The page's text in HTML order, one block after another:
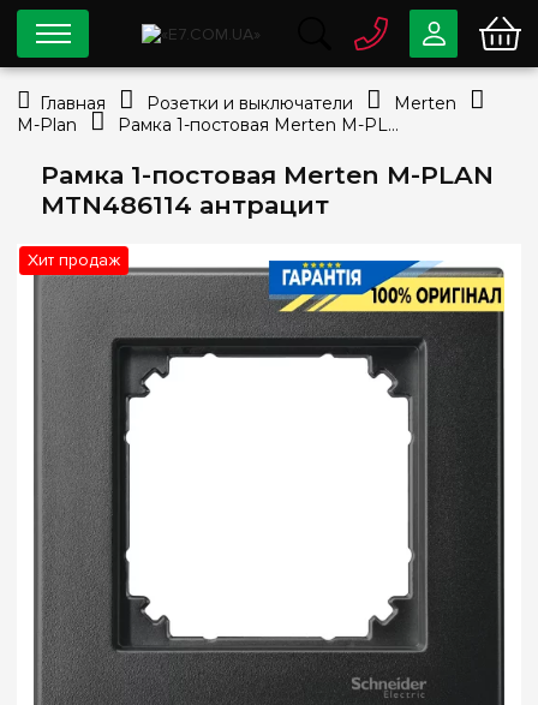
Рамка 1-постовая Merten M-PLAN
MTN486114 антрацит
Хит продаж
0 80033-63-07
info@e7.com.ua
044334-79-78
Viber
Главная Розетки и выключатели
Merten
M-Plan
Рамка 1-постовая Merten M-PLAN MTN486114 антрацит